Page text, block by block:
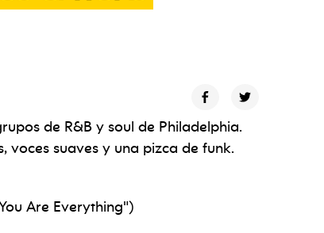
de R&B y soul de Philadelphia.
voces suaves y una pizca de funk.
Are Everything")